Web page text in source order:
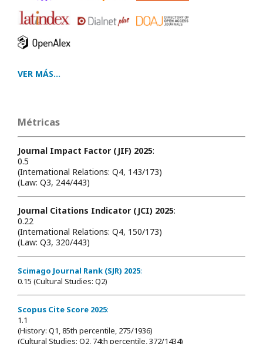
VER MÁS...
Métricas
Journal Impact Factor (JIF) 2025:
0.5
(International Relations: Q4, 143/173)
(Law: Q3, 244/443)
Journal Citations Indicator (JCI) 2025:
0.22
(International Relations: Q4, 150/173)
(Law: Q3, 320/443)
Scimago Journal Rank (SJR) 2025:
0.15 (Cultural Studies: Q2)
Scopus Cite Score 2025:
1.1
(History: Q1, 85th percentile, 275/1936)
(Cultural Studies: Q2, 74th percentile, 372/1434)